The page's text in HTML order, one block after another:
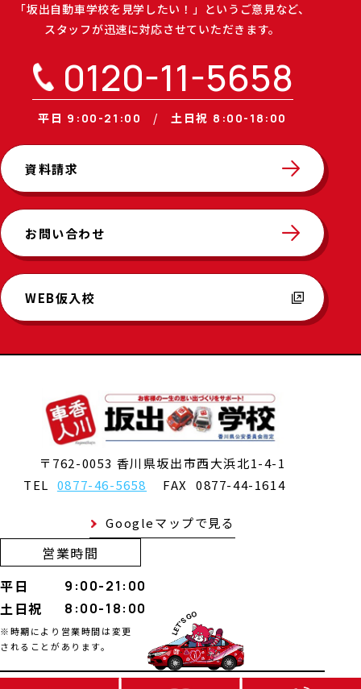
「坂出自動車学校を見学したい！」というご意見など、
スタッフが迅速に対応させていただきます。
0120-11-5658
平日 9:00-21:00 土日祝 8:00-18:00
資料請求
お問い合わせ
WEB仮入校
〒762-0053 香川県坂出市西大浜北1-4-1
TEL 0877-46-5658 FAX 0877-44-1614
Googleマップで見る
営業時間
平日
9:00-21:00
土日祝 8:00-18:00
※時期により営業時間は変更
されることがあります。